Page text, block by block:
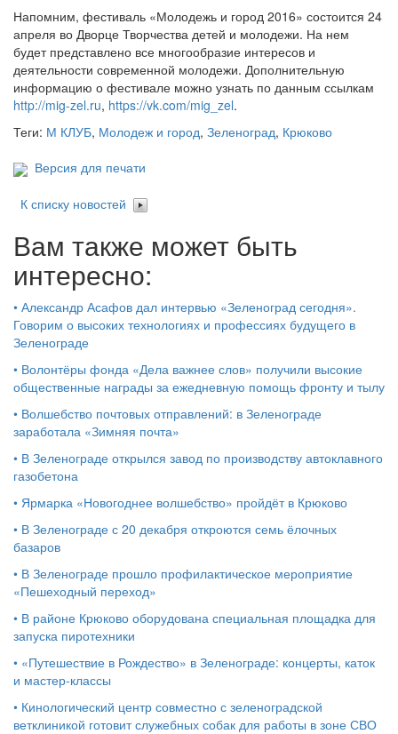
Напомним, фестиваль «Молодежь и город 2016» состоится 24
апреля во Дворце Творчества детей и молодежи. На нем
будет представлено все многообразие интересов и
деятельности современной молодежи. Дополнительную
информацию о фестивале можно узнать по данным ссылкам
http://mig-zel.ru, https://vk.com/mig_zel.
Теги: М КЛУБ, Молодеж и город, Зеленоград, Крюково
Версия для печати
К списку новостей
Вам также может быть
интересно:
• Александр Асафов дал интервью «Зеленоград сегодня».
Говорим о высоких технологиях и профессиях будущего в
Зеленограде
• Волонтёры фонда «Дела важнее слов» получили высокие
общественные награды за ежедневную помощь фронту и тылу
• Волшебство почтовых отправлений: в Зеленограде
заработала «Зимняя почта»
• В Зеленограде открылся завод по производству автоклавного
газобетона
• Ярмарка «Новогоднее волшебство» пройдёт в Крюково
• В Зеленограде с 20 декабря откроются семь ёлочных
базаров
• В Зеленограде прошло профилактическое мероприятие
«Пешеходный переход»
• В районе Крюково оборудована специальная площадка для
запуска пиротехники
• «Путешествие в Рождество» в Зеленограде: концерты, каток
и мастер‑классы
• Кинологический центр совместно с зеленоградской
ветклиникой готовит служебных собак для работы в зоне СВО